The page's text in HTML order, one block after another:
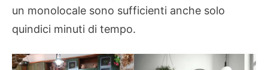
un monolocale sono sufficienti anche solo
quindici minuti di tempo.